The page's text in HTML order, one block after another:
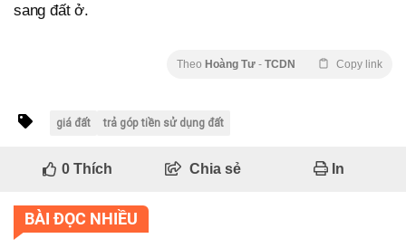
sang đất ở.
Theo Hoàng Tư - TCDN Copy link
giá đất trả góp tiền sử dụng đất
0Thích Chia sẻ In
BÀI ĐỌC NHIỀU